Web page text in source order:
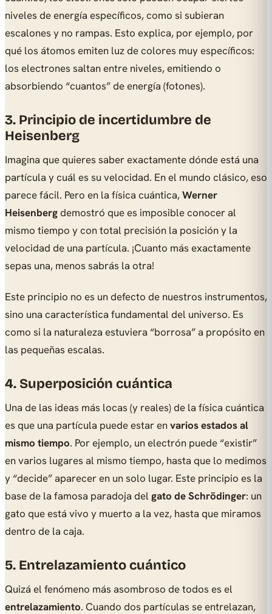
niveles de energía específicos, como si subieran
escalones y no rampas. Esto explica, por ejemplo, por
qué los átomos emiten luz de colores muy específicos:
los electrones saltan entre niveles, emitiendo o
absorbiendo “cuantos” de energía (fotones).
3. Principio de incertidumbre de
Heisenberg
Imagina que quieres saber exactamente dónde está una
partícula y cuál es su velocidad. En el mundo clásico, eso
parece fácil. Pero en la física cuántica,Werner
Heisenbergdemostró que es imposible conocer al
mismo tiempo y con total precisión la posición y la
velocidad de una partícula. ¡Cuanto más exactamente
sepas una, menos sabrás la otra!
Este principio no es un defecto de nuestros instrumentos,
sino una característica fundamental del universo. Es
como si la naturaleza estuviera “borrosa” a propósito en
las pequeñas escalas.
4. Superposición cuántica
Una de las ideas más locas (y reales) de la física cuántica
es que una partícula puede estar envarios estados al
mismo tiempo. Por ejemplo, un electrón puede “existir”
en varios lugares al mismo tiempo, hasta que lo medimos
y “decide” aparecer en un solo lugar. Este principio es la
base de la famosa paradoja del gato de Schrödinger: un
gato que está vivo y muerto a la vez, hasta que miramos
dentro de la caja.
5. Entrelazamiento cuántico
Quizá el fenómeno más asombroso de todos es el
entrelazamiento. Cuando dos partículas se entrelazan,